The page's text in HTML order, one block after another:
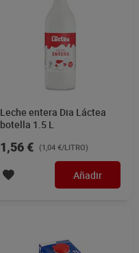
Leche entera Dia Láctea
botella 1.5 L
1,56 € (1,04 €/LITRO)
Añadir